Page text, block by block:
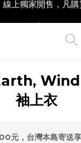
費滿NT$2,000，
費滿NT$2,000，
Wind
袖上衣
元，台灣本島寄送